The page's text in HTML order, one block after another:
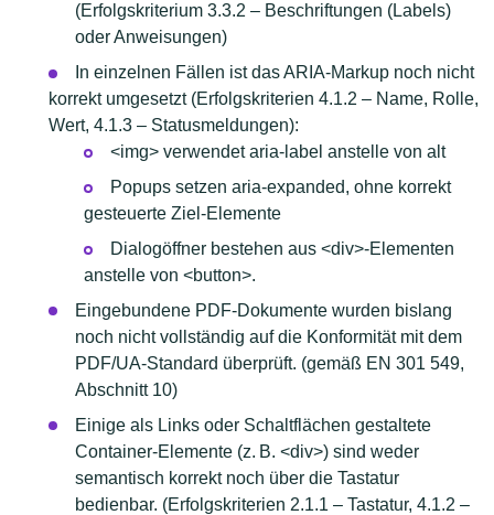
(Erfolgskriterium 3.3.2 – Beschriftungen (Labels)
oder Anweisungen)
In einzelnen Fällen ist das ARIA-Markup noch nicht
korrekt umgesetzt (Erfolgskriterien 4.1.2 – Name, Rolle,
Wert, 4.1.3 – Statusmeldungen):
<img> verwendet aria-label anstelle von alt
Popups setzen aria-expanded, ohne korrekt
gesteuerte Ziel-Elemente
Dialogöffner bestehen aus <div>-Elementen
anstelle von <button>.
Eingebundene PDF-Dokumente wurden bislang
noch nicht vollständig auf die Konformität mit dem
PDF/UA-Standard überprüft. (gemäß EN 301 549,
Abschnitt 10)
Einige als Links oder Schaltflächen gestaltete
Container-Elemente (z. B. <div>) sind weder
semantisch korrekt noch über die Tastatur
bedienbar. (Erfolgskriterien 2.1.1 – Tastatur, 4.1.2 –